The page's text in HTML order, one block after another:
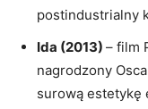
postindustrialny
Ida (2013) – film‍
nagrodzony⁣
surową estetykę